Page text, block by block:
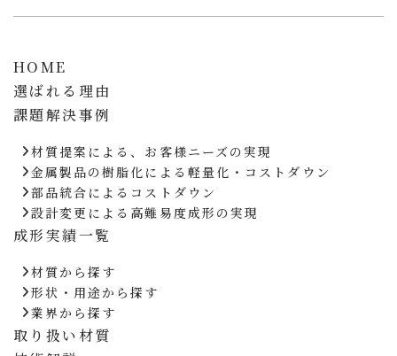
HOME
選ばれる理由
課題解決事例
材質提案による、お客様ニーズの実現
金属製品の樹脂化による軽量化・コストダウン
部品統合によるコストダウン
設計変更による高難易度成形の実現
成形実績一覧
材質から探す
形状・用途から探す
業界から探す
取り扱い材質